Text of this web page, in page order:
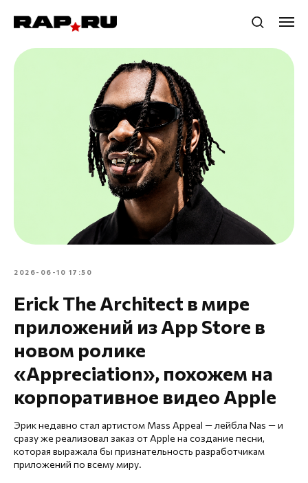
2026-06-10 17:50
Erick The Architect в мире
приложений из App Store в
новом ролике
«Appreciation», похожем на
корпоративное видео Apple
Эрик недавно стал артистом Mass Appeal — лейбла Nas — и
сразу же реализовал заказ от Apple на создание песни,
которая выражала бы признательность разработчикам
приложений по всему миру.